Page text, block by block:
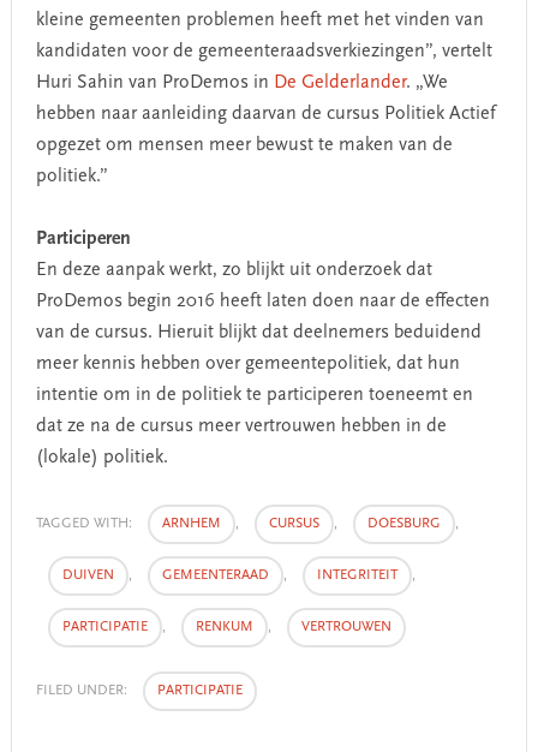
kleine gemeenten problemen heeft met het vinden van
kandidaten voor de gemeenteraadsverkiezingen”, vertelt
Huri Sahin van ProDemos in De Gelderlander. „We
hebben naar aanleiding daarvan de cursus Politiek Actief
opgezet om mensen meer bewust te maken van de
politiek.”
Participeren
En deze aanpak werkt, zo blijkt uit onderzoek dat
ProDemos begin 2016 heeft laten doen naar de effecten
van de cursus. Hieruit blijkt dat deelnemers beduidend
meer kennis hebben over gemeentepolitiek, dat hun
intentie om in de politiek te participeren toeneemt en
dat ze na de cursus meer vertrouwen hebben in de
(lokale) politiek.
TAGGED WITH: ARNHEM , CURSUS , DOESBURG ,
DUIVEN , GEMEENTERAAD , INTEGRITEIT ,
PARTICIPATIE , RENKUM , VERTROUWEN
FILED UNDER: PARTICIPATIE